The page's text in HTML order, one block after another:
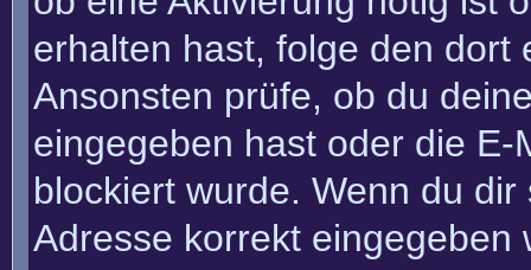
erhalten hast, folge den dort
Ansonsten prüfe, ob du
eingegeben hast oder die
blockiert wurde. Wenn du
Adresse korrekt